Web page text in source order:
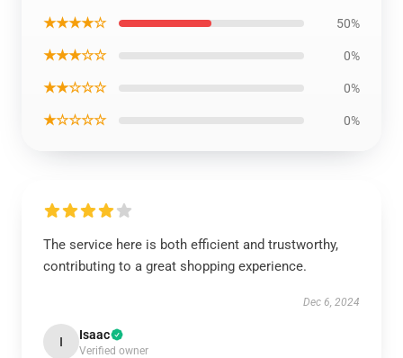
★★★★☆ 50%
★★★☆☆ 0%
★★☆☆☆ 0%
★☆☆☆☆ 0%
The service here is both efficient and trustworthy,
contributing to a great shopping experience.
Dec 6, 2024
I Isaac
Verified owner